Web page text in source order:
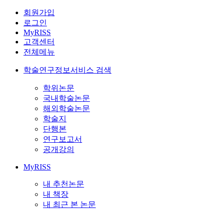
회원가입
로그인
MyRISS
고객센터
전체메뉴
학술연구정보서비스 검색
학위논문
국내학술논문
해외학술논문
학술지
단행본
연구보고서
공개강의
MyRISS
내 추천논문
내 책장
내 최근 본 논문